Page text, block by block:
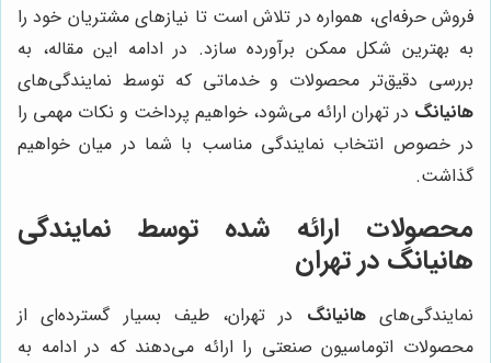
فروش حرفه‌ای، همواره در تلاش است تا نیازهای مشتریان خود را
به بهترین شکل ممکن برآورده سازد. در ادامه این مقاله، به
بررسی دقیق‌تر محصولات و خدماتی که توسط نمایندگی‌های
هانیانگ در تهران ارائه می‌شود، خواهیم پرداخت و نکات مهمی را
در خصوص انتخاب نمایندگی مناسب با شما در میان خواهیم
گذاشت.
محصولات ارائه شده توسط نمایندگی
هانیانگ در تهران
نمایندگی‌هایهانیانگ در تهران، طیف بسیار گسترده‌ای از
محصولات اتوماسیون صنعتی را ارائه می‌دهند که در ادامه به